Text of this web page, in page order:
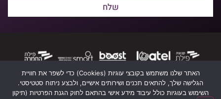
שלח
תקנון שימוש
האתר שלנו משתמש בקובצי עוגיות (Cookies) כדי לשפר את חוויית
הגלישה שלך, להתאים תכנים ושירותים אישיים, ולבצע ניתוח סטטיסטי.
השימוש בעוגיות כולל עיבוד מידע אישי בהתאם לחוק הגנת הפרטיות (תיקון